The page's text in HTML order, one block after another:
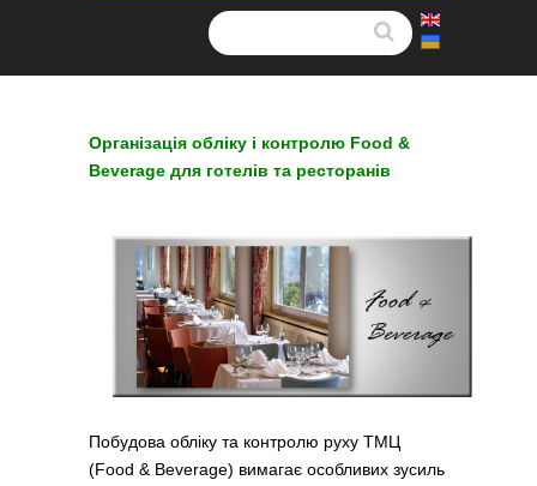
Організація обліку і контролю Food &
Beverage для готелів та ресторанів
Побудова обліку та контролю руху ТМЦ
(Food & Beverage) вимагає особливих зусиль